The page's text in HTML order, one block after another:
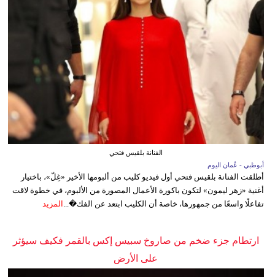
الفنانة بلقيس فتحي
أبوظبي - عُمان اليوم
أطلقت الفنانة بلقيس فتحي أول فيديو كليب من ألبومها الأخير «غِلّ»، باختيار
أغنية «زهر ليمون» لتكون باكورة الأعمال المصورة من الألبوم، في خطوة لاقت
تفاعلًا واسعًا من جمهورها، خاصة أن الكليب ابتعد عن الفك�... المزيد
ارتطام جزء ضخم من صاروخ سبيس إكس بالقمر فكيف سيؤثر
على الأرض